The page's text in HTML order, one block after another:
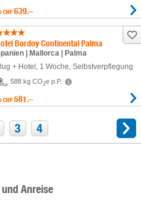
CHF 639.–
Bordoy Continental Palma
| Mallorca | Palma
+ Hotel , 1 Woche, Selbstverpflegung
588 kg CO2e p.P.
CHF 581.–
3 4
Anreise